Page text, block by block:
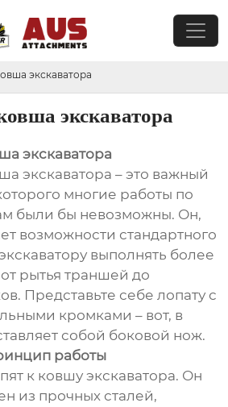
экскаватора
экскаватора
экскаватора
экскаватора – это важный
многие работы по
были бы невозможны. Он,
возможности стандартного
выполнять более
рытья траншей до
Представьте себе лопату с
кромками – вот, в
собой боковой нож.
работы
к ковшу экскаватора. Он
из прочных сталей,